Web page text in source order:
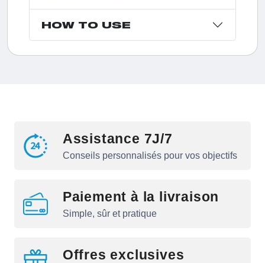
HOW TO USE
Assistance 7J/7
Conseils personnalisés pour vos objectifs
Paiement à la livraison
Simple, sûr et pratique
Offres exclusives